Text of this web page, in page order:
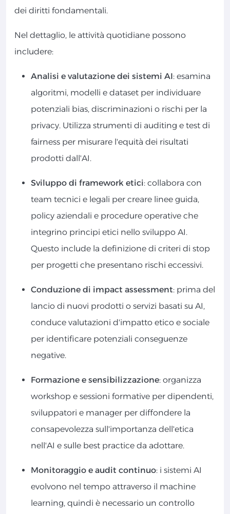
dei diritti fondamentali.
Nel dettaglio, le attività quotidiane possono
includere:
Analisi e valutazione dei sistemi AI: esamina
algoritmi, modelli e dataset per individuare
potenziali bias, discriminazioni o rischi per la
privacy. Utilizza strumenti di auditing e test di
fairness per misurare l'equità dei risultati
prodotti dall'AI.
Sviluppo di framework etici: collabora con
team tecnici e legali per creare linee guida,
policy aziendali e procedure operative che
integrino principi etici nello sviluppo AI.
Questo include la definizione di criteri di stop
per progetti che presentano rischi eccessivi.
Conduzione di impact assessment: prima del
lancio di nuovi prodotti o servizi basati su AI,
conduce valutazioni d'impatto etico e sociale
per identificare potenziali conseguenze
negative.
Formazione e sensibilizzazione: organizza
workshop e sessioni formative per dipendenti,
sviluppatori e manager per diffondere la
consapevolezza sull'importanza dell'etica
nell'AI e sulle best practice da adottare.
Monitoraggio e audit continuo: i sistemi AI
evolvono nel tempo attraverso il machine
learning, quindi è necessario un controllo